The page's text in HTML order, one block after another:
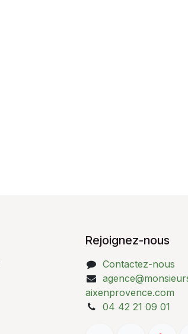
Rejoignez-nous
Contactez-nous
aixenprovence.com
04 42 21 09 01